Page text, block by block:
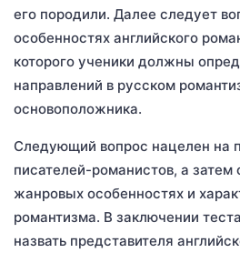
его породили. Далее следует
особенностях английского
которого ученики должны
направлений в русском
основоположника.
Следующий вопрос нацелен на
писателей-романистов, а
жанровых особенностях и
романтизма. В заключении
назвать представителя